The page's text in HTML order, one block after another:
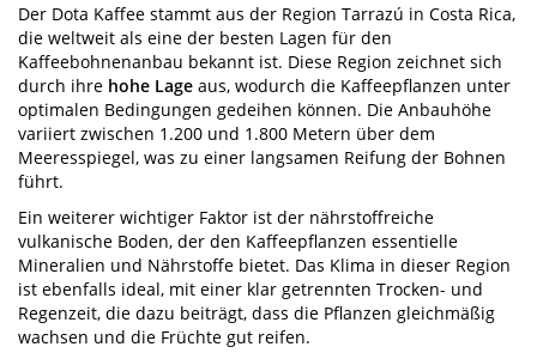
Der Dota Kaffee stammt aus der Region Tarrazú in Costa Rica,
die weltweit als eine der besten Lagen für den
Kaffeebohnenanbau bekannt ist. Diese Region zeichnet sich
durch ihre hohe Lage aus, wodurch die Kaffeepflanzen unter
optimalen Bedingungen gedeihen können. Die Anbauhöhe
variiert zwischen 1.200 und 1.800 Metern über dem
Meeresspiegel, was zu einer langsamen Reifung der Bohnen
führt.
Ein weiterer wichtiger Faktor ist der nährstoffreiche
vulkanische Boden, der den Kaffeepflanzen essentielle
Mineralien und Nährstoffe bietet. Das Klima in dieser Region
ist ebenfalls ideal, mit einer klar getrennten Trocken- und
Regenzeit, die dazu beiträgt, dass die Pflanzen gleichmäßig
wachsen und die Früchte gut reifen.